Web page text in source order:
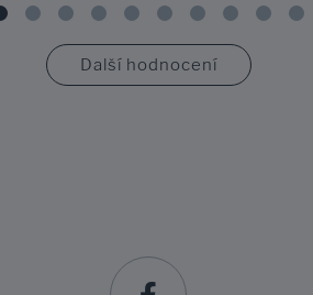
Další hodnocení